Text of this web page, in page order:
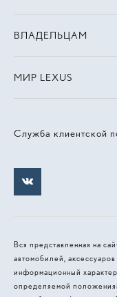
Служба клиентской
ВЛАДЕЛЬЦАМ
МИР LEXUS
Вся представленная на
автомобилей,
информационный
определяемой